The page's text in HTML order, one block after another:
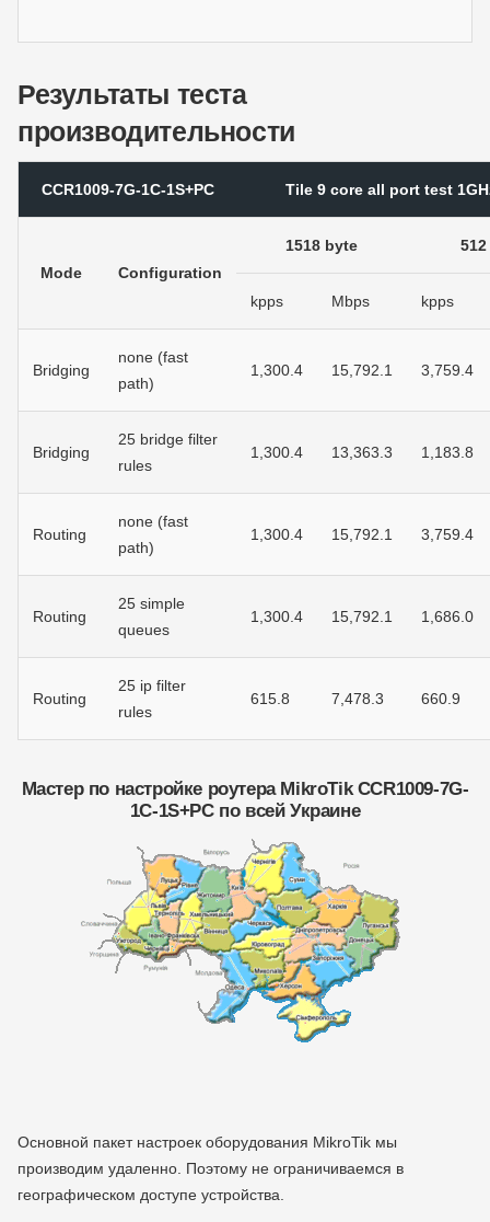
Результаты теста
производительности
CCR1009-7G-1C-1S+PC Tile 9 core all port test
Mode Configuration
1518 byte
kpps Mbps kpps
Bridging
none (fast
path)
1,300.4 15,792.1 3,759.4
Bridging
25 bridge filter
rules
1,300.4 13,363.3 1,183.8
Routing
none (fast
path)
1,300.4 15,792.1 3,759.4
Routing
25 simple
queues
1,300.4 15,792.1 1,686.0
Routing
25 ip filter
rules
615.8 7,478.3 660.9
Мастер по настройке роутера MikroTik CCR1009-7G-
1C-1S+PC по всей Украине
Основной пакет настроек оборудования MikroTik мы
производим удаленно. Поэтому не ограничиваемся в
географическом доступе устройства.